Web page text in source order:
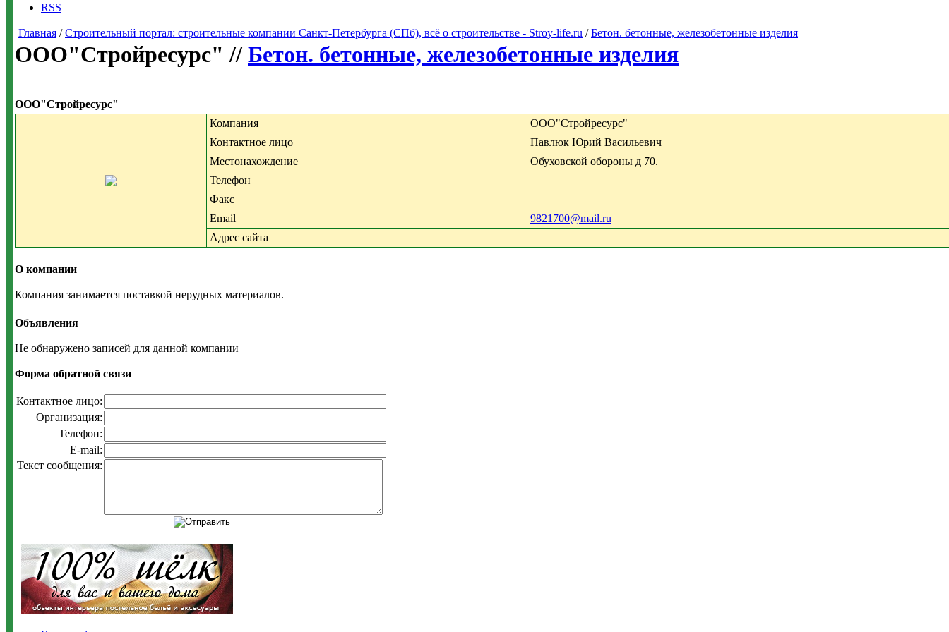
RSS
Главная /Строительный портал: строительные компании Санкт-Петербурга (СПб), всё о строительстве - Stroy-life.ru /Бетон. бетонные, железобетонные изделия
OOO"Стройресурс" // Бетон. бетонные, железобетонные изделия
OOO"Стройресурс"
Компания
OOO"Стройресурс"
Контактное лицо
Павлюк Юрий Васильевич
Местонахождение
Обуховской обороны д 70.
Телефон
Факс
Email
9821700@mail.ru
Адрес сайта
О компании
Компания занимается поставкой нерудных материалов.
Объявления
Не обнаружено записей для данной компании
Форма обратной связи
Контактное лицо:
Организация:
Телефон:
E-mail:
Текст сообщения: